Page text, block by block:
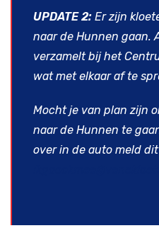
UPDATE 2: Er zijn
naar de Hunnen gaan.
verzamelt bij het
wat met elkaar af te
Mocht je van plan zijn
naar de Hunnen te
over in de auto meld